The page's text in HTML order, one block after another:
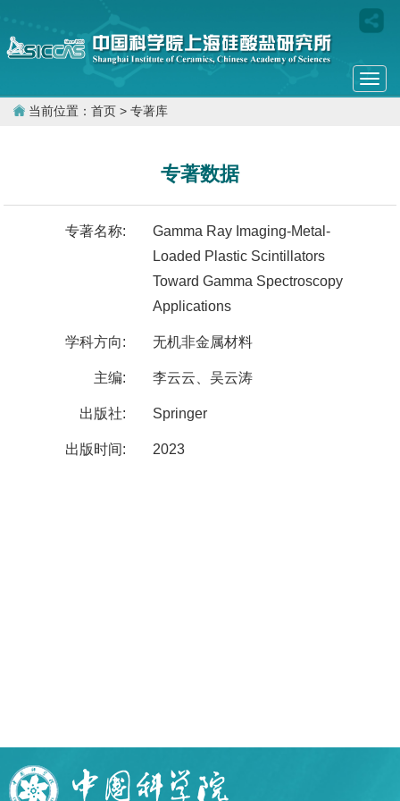
当前位置： 首页 > 专著库
专著数据
专著名称:
Gamma Ray Imaging-Metal-
Loaded Plastic Scintillators
Toward Gamma Spectroscopy
Applications
学科方向: 无机非金属材料
主编: 李云云、吴云涛
出版社: Springer
出版时间: 2023